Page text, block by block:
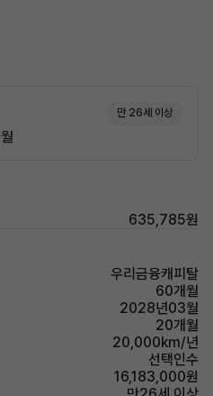
만 26세 이상
635,785원
우리금융캐피탈
60개월
2028년03월
20개월
20,000km/년
선택인수
16,183,000원